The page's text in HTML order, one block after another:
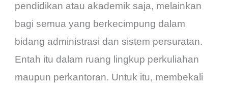
pendidikan atau akademik saja, melainkan
bagi semua yang berkecimpung dalam
bidang administrasi dan sistem persuratan.
Entah itu dalam ruang lingkup perkuliahan
maupun perkantoran. Untuk itu, membekali